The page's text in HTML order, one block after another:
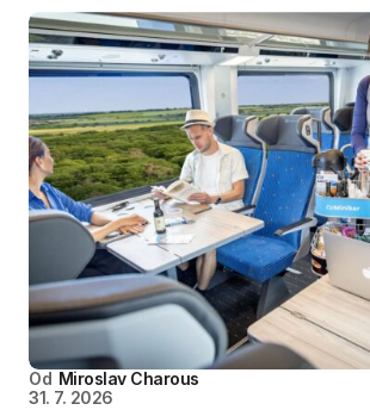
Od Miroslav Charous
31. 7. 2026